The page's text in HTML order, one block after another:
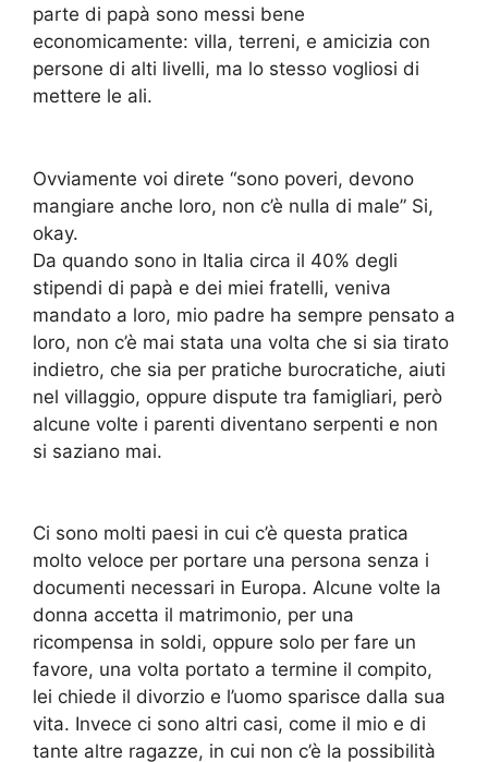
parte di papà sono messi bene
economicamente: villa, terreni, e amicizia con
persone di alti livelli, ma lo stesso vogliosi di
mettere le ali.
Ovviamente voi direte “sono poveri, devono
mangiare anche loro, non c’è nulla di male” Si,
okay.
Da quando sono in Italia circa il 40% degli
stipendi di papà e dei miei fratelli, veniva
mandato a loro, mio padre ha sempre pensato a
loro, non c’è mai stata una volta che si sia tirato
indietro, che sia per pratiche burocratiche, aiuti
nel villaggio, oppure dispute tra famigliari, però
alcune volte i parenti diventano serpenti e non
si saziano mai.
Ci sono molti paesi in cui c’è questa pratica
molto veloce per portare una persona senza i
documenti necessari in Europa. Alcune volte la
donna accetta il matrimonio, per una
ricompensa in soldi, oppure solo per fare un
favore, una volta portato a termine il compito,
lei chiede il divorzio e l’uomo sparisce dalla sua
vita. Invece ci sono altri casi, come il mio e di
tante altre ragazze, in cui non c’è la possibilità